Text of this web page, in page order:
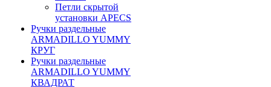
Петли скрытой
установки APECS
Ручки раздельные
ARMADILLO YUMMY
КРУГ
Ручки раздельные
ARMADILLO YUMMY
КВАДРАТ